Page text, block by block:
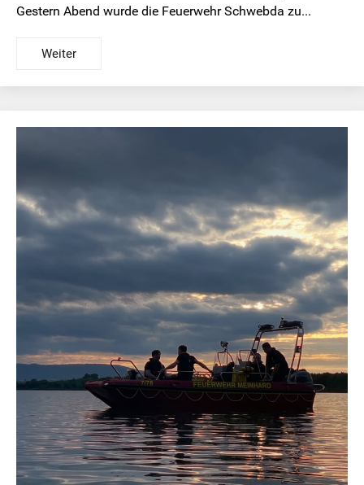
Gestern Abend wurde die Feuerwehr Schwebda zu...
Weiter